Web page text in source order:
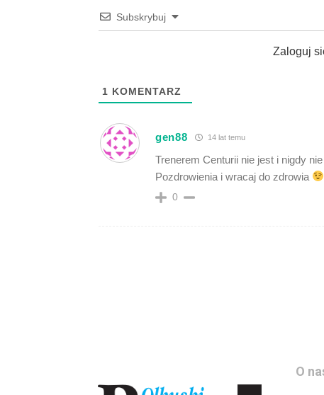
Subskrybuj
Zaloguj
1 KOMENTARZ
gen88 14 lat temu
Trenerem Centurii nie jest i nigdy
Pozdrowienia i wracaj do zdrowia
0
O